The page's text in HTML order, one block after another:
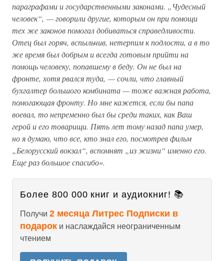
параграфами и государственными законами. „Чудесный
человек“, — говорили другие, которым он при помощи
тех же законов помогал добиваться справедливости.
Отец был горяч, вспыльчив, нетерпим к подлости, а в то
же время был добрым и всегда готовым прийти на
помощь человеку, попавшему в беду. Он не был на
фронте, хотя рвался туда, — сочли, что главный
бухгалтер большого комбината — тоже важная работа,
помогающая фронту. Но мне кажется, если бы папа
воевал, то непременно был бы среди таких, как Ваш
герой и его товарищи. Пять лет тому назад папа умер,
но я думаю, что все, кто знал его, посмотрев фильм
„Белорусский вокзал“, вспомнят „из жизни“ именно его.
Еще раз большое спасибо».
Более 800 000 книг и аудиокниг! 📚
Получи 2 месяца Литрес Подписки в
подарок и наслаждайся неограниченным
чтением